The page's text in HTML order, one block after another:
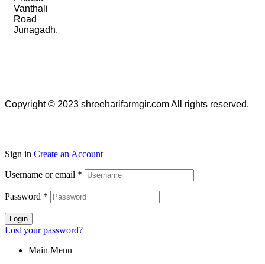
Vanthali
Road
Junagadh.
Copyright © 2023 shreeharifarmgir.comAll rights reserved.
Sign in Create an Account
Username or email *
Password *
Login
Lost your password?
Main Menu